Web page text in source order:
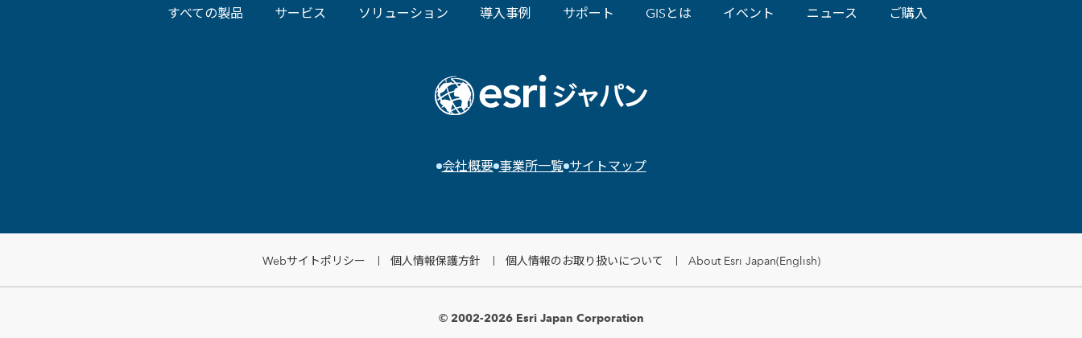
すべての製品 サービス ソリューション 導入事例 サポート GISとは イベント ニュース ご購入
会社概要 事業所一覧 サイトマップ
Webサイトポリシー 個人情報保護方針 個人情報のお取り扱いについて About Esri Japan(English)
© 2002-2026 Esri Japan Corporation